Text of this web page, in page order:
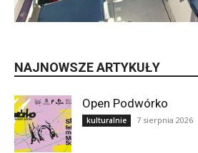
NAJNOWSZE ARTYKUŁY
Open Podwórko
kulturalnie 7 sierpnia 2026